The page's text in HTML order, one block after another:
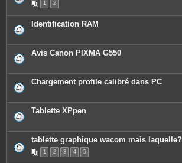
1 2
Identification RAM
Avis Canon PIXMA G550
Chargement profile calibré dans PC
Tablette XPpen
tablette graphique wacom mais laquelle?
1 2 3 4 5